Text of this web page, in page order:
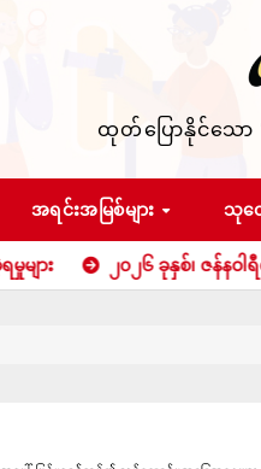
ထုတ်ပြောနိုင်သော
အရင်းအမြစ်များ သုတ
၂၀၂၆ ခုနှစ်၊ ဇန်နဝါရီလအတွင်း မ